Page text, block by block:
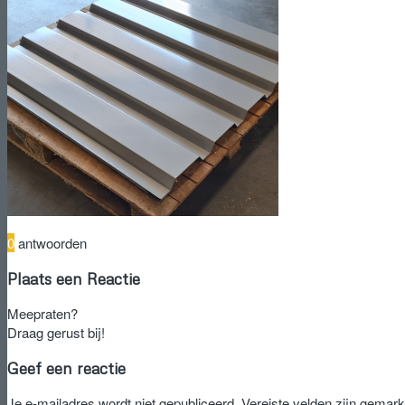
0antwoorden
Plaats een Reactie
Meepraten?
Draag gerust bij!
Geef een reactie